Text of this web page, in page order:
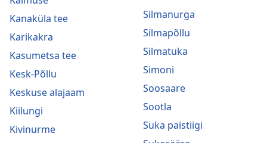
Kanaküla tee
Karikakra
Kasumetsa tee
Kesk-Põllu
Keskuse alajaam
Kiilungi
Kivinurme
Silmanurga
Silmapõllu
Silmatuka
Simoni
Soosaare
Sootla
Suka paistiigi